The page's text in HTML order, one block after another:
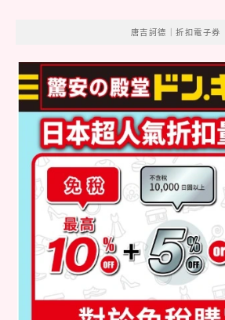
唐吉訶德｜折扣電子券